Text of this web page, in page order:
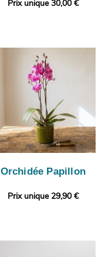
Prix unique 30,00 €
Orchidée Papillon
Prix unique 29,90 €